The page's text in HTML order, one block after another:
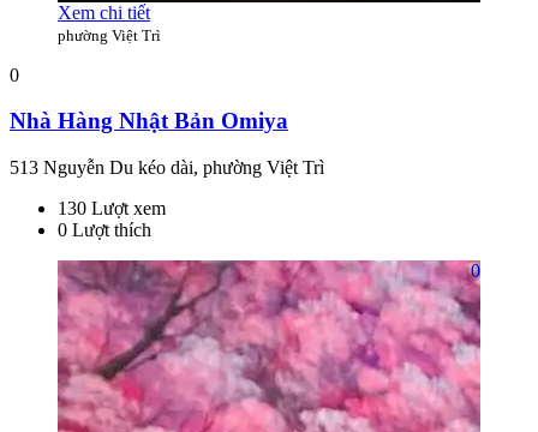
Xem chi tiết
phường Việt Trì
0
Nhà Hàng Nhật Bản Omiya
513 Nguyễn Du kéo dài, phường Việt Trì
130 Lượt xem
0 Lượt thích
0